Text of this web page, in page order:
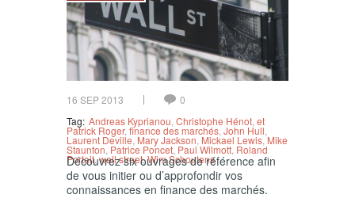
16 SEP 2013
0
Tag: Andreas Kyprianou Christophe Hénot et
Patrick Roger, finance des marchés John Hull
Laurent Deville Mary Jackson Mickael Lewis ,Mike
Staunton Patrice Poncet Paul Wilmott Roland
Portait,wall street,Wim Schoutens
Découvrez six ouvrages de référence afin
de vous initier ou d’approfondir vos
connaissances en finance des marchés.